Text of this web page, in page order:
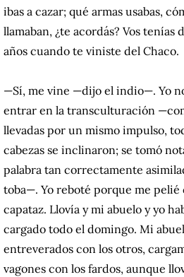
ibas a cazar; qué armas usabas,
llamaban, ¿te acordás? Vos tenías
años cuando te viniste del Chaco.
—Sí, me vine —dijo el indio—. Yo
entrar en la transculturación
llevadas por un mismo impulso,
cabezas se inclinaron; se tomó
palabra tan correctamente
toba—. Yo reboté porque me pelié
capataz. Llovía y mi abuelo y yo
cargado todo el domingo. Mi
entreverados con los otros,
vagones con los fardos, aunque